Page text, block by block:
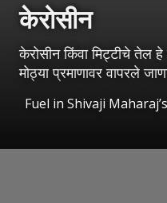
केरोसीन
केरोसीन किंवा मिट्टीचे तेल
मोठ्या प्रमाणावर वापरले
Fuel in Shivaji